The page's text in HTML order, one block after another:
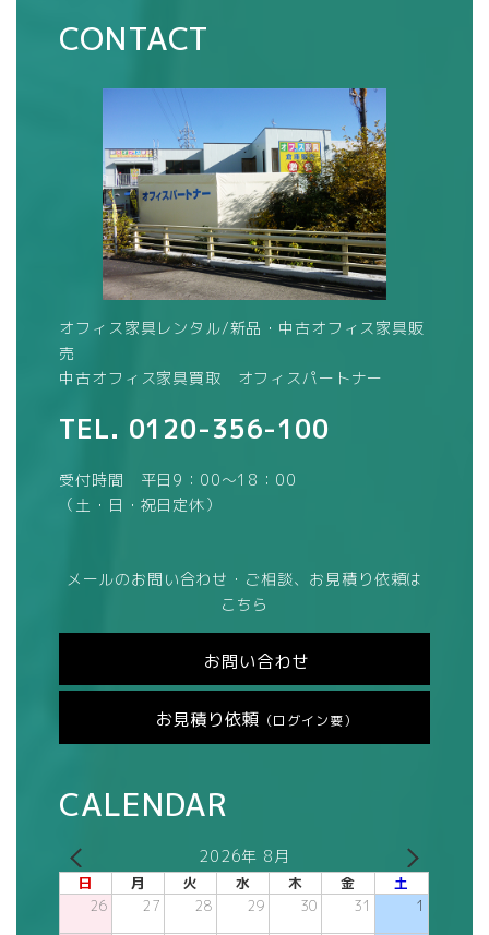
CONTACT
オフィス家具レンタル/新品・中古オフィス家具販
売
中古オフィス家具買取 オフィスパートナー
TEL. 0120-356-100
受付時間 平日9：00～18：00
（土・日・祝日定休）
メールのお問い合わせ・ご相談、お見積り依頼は
こちら
お問い合わせ
お見積り依頼 （ログイン要）
CALENDAR
2026年 8月
日 月 火 水 木 金 土
26 27 28 29 30 31 1